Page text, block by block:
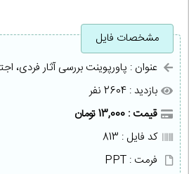
مشخصات فایل
عنوان : پاورپوینت بررسی آثار فردی،
بازدید : 2604 نفر
قیمت : 13,000 تومان
کد فایل : 813
فرمت : PPT